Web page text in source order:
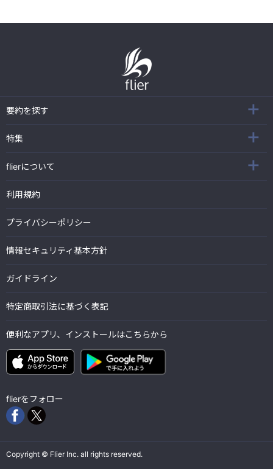
要約を探す
特集
flierについて
利用規約
プライバシーポリシー
情報セキュリティ基本方針
ガイドライン
特定商取引法に基づく表記
便利なアプリ、インストールはこちらから
flierをフォロー
Copyright © Flier Inc. all rights reserved.